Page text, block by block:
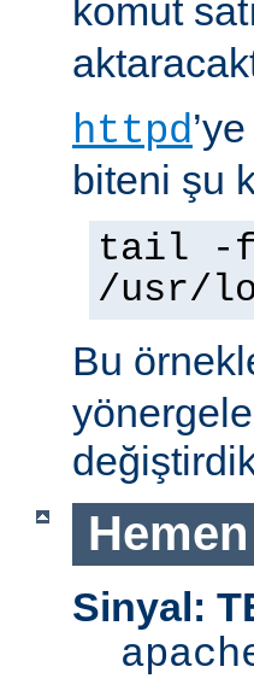
komut
httpd
biteni şu
tail -
/usr/
Bu
Sinyal: